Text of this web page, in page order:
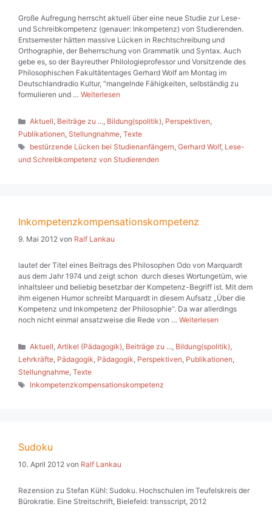
Große Aufregung herrscht aktuell über eine neue Studie zur Lese-
und Schreibkompetenz (genauer: Inkompetenz) von Studierenden.
Erstsemester hätten massive Lücken in Rechtschreibung und
Orthographie, der Beherrschung von Grammatik und Syntax. Auch
gebe es, so der Bayreuther Philologieprofessor und Vorsitzende des
Philosophischen Fakultätentages Gerhard Wolf am Montag im
Deutschlandradio Kultur, “mangelnde Fähigkeiten, selbständig zu
formulieren und … Weiterlesen
Kategorien
Aktuell, Beiträge zu ..., Bildung(spolitik), Perspektiven,
Publikationen, Stellungnahme, Texte
Schlagwörter
bestürzende Lücken bei Studienanfängern,Gerhard Wolf, Lese-
und Schreibkompetenz von Studierenden
Inkompetenzkompensationskompetenz
9. Mai 2012 von Ralf Lankau
lautet der Titel eines Beitrags des Philosophen Odo von Marquardt
aus dem Jahr 1974 und zeigt schon durch dieses Wortungetüm, wie
inhaltsleer und beliebig besetzbar der Kompetenz-Begriff ist. Mit dem
ihm eigenen Humor schreibt Marquardt in diesem Aufsatz „Über die
Kompetenz und Inkompetenz der Philosophie“. Da war allerdings
noch nicht einmal ansatzweise die Rede von … Weiterlesen
Kategorien
Aktuell,Artikel (Pädagogik), Beiträge zu ..., Bildung(spolitik),
Lehrkräfte, Pädagogik, Pädagogik, Perspektiven, Publikationen,
Stellungnahme, Texte
Schlagwörter
Inkompetenzkompensationskompetenz
Sudoku
10. April 2012 von Ralf Lankau
Rezension zu Stefan Kühl: Sudoku. Hochschulen im Teufelskreis der
Bürokratie. Eine Streitschrift, Bielefeld: transscript, 2012